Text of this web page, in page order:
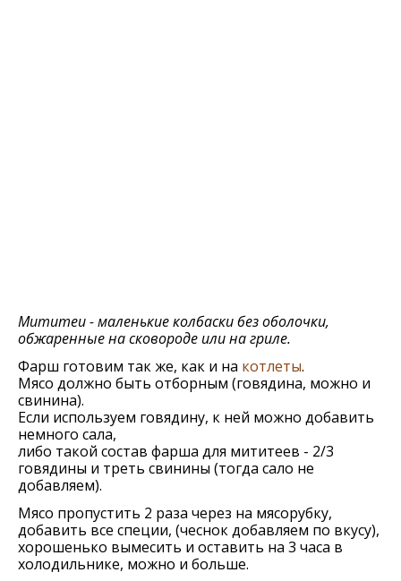
Мититеи - маленькие колбаски без оболочки,
обжаренные на сковороде или на гриле.
Фарш готовим так же, как и на котлеты.
Мясо должно быть отборным (говядина, можно и
свинина).
Если используем говядину, к ней можно добавить
немного сала,
либо такой состав фарша для мититеев - 2/3
говядины и треть свинины (тогда сало не
добавляем).
Мясо пропустить 2 раза через на мясорубку,
добавить все специи, (чеснок добавляем по вкусу),
хорошенько вымесить и оставить на 3 часа в
холодильнике, можно и больше.